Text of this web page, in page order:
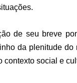
de seu breve
da plenitude
contexto social e